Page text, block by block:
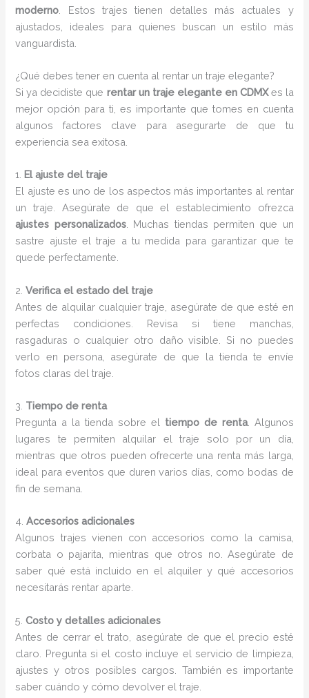
moderno . Estos trajes tienen detalles más actuales y
ajustados, ideales para quienes buscan un estilo más
vanguardista.
¿Qué debes tener en cuenta al rentar un traje elegante?
Si ya decidiste que rentar un traje elegante en CDMXes la
mejor opción para ti, es importante que tomes en cuenta
algunos factores clave para asegurarte de que tu
experiencia sea exitosa.
1. El ajuste del traje
El ajuste es uno de los aspectos más importantes al rentar
un traje. Asegúrate de que el establecimiento ofrezca
ajustes personalizados. Muchas tiendas permiten que un
sastre ajuste el traje a tu medida para garantizar que te
quede perfectamente.
2.Verifica el estado del traje
Antes de alquilar cualquier traje, asegúrate de que esté en
perfectas condiciones. Revisa si tiene manchas,
rasgaduras o cualquier otro daño visible. Si no puedes
verlo en persona, asegúrate de que la tienda te envíe
fotos claras del traje.
3. Tiempo de renta
Pregunta a la tienda sobre el tiempo de renta. Algunos
lugares te permiten alquilar el traje solo por un día,
mientras que otros pueden ofrecerte una renta más larga,
ideal para eventos que duren varios días, como bodas de
fin de semana.
4.Accesorios adicionales
Algunos trajes vienen con accesorios como la camisa,
corbata o pajarita, mientras que otros no. Asegúrate de
saber qué está incluido en el alquiler y qué accesorios
necesitarás rentar aparte.
5.Costo y detalles adicionales
Antes de cerrar el trato, asegúrate de que el precio esté
claro. Pregunta si el costo incluye el servicio de limpieza,
ajustes y otros posibles cargos. También es importante
saber cuándo y cómo devolver el traje.